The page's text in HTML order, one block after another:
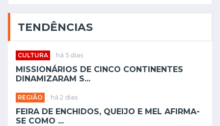
TENDÊNCIAS
CULTURA há 5 dias
MISSIONÁRIOS DE CINCO CONTINENTES
DINAMIZARAM S...
REGIÃO há 2 dias
FEIRA DE ENCHIDOS, QUEIJO E MEL AFIRMA-
SE COMO ...